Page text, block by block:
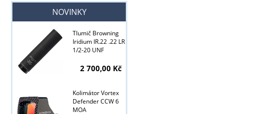
NOVINKY
Tlumič Browning
Iridium IR.22 .22 LR
1/2-20 UNF
2 700,00 Kč
Kolimátor Vortex
Defender CCW 6
MOA